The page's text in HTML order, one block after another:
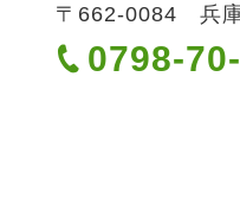
〒662-0084 兵庫
0798-